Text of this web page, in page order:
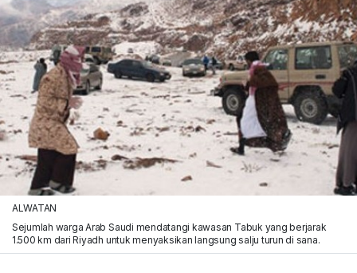
ALWATAN
Sejumlah warga Arab Saudi mendatangi kawasan Tabuk yang berjarak
1.500 km dari Riyadh untuk menyaksikan langsung salju turun di sana.